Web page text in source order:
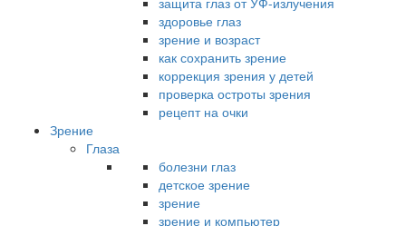
здоровье глаз
зрение и возраст
как сохранить зрение
коррекция зрения у детей
проверка остроты зрения
рецепт на очки
Зрение
Глаза
болезни глаз
детское зрение
зрение
зрение и компьютер